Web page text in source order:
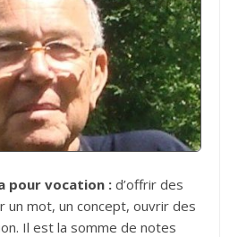
pour vocation : d’offrir des
un mot, un concept, ouvrir des
Il est la somme de notes